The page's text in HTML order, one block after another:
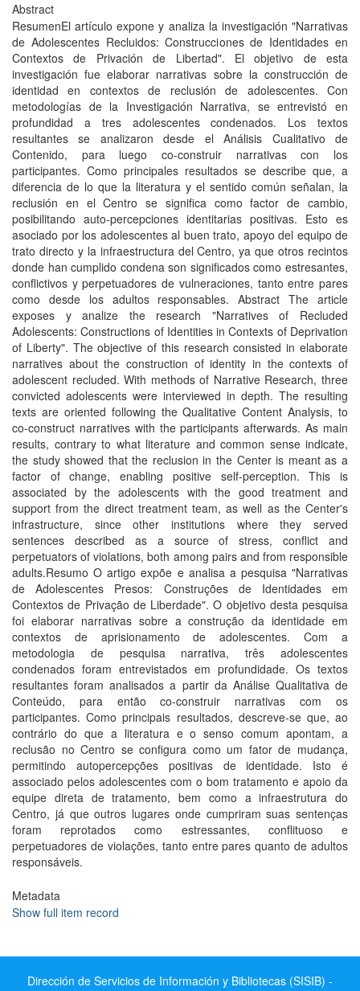
Abstract
ResumenEl artículo expone y analiza la investigación "Narrativas
de Adolescentes Recluidos: Construcciones de Identidades en
Contextos de Privación de Libertad". El objetivo de esta
investigación fue elaborar narrativas sobre la construcción de
identidad en contextos de reclusión de adolescentes. Con
metodologías de la Investigación Narrativa, se entrevistó en
profundidad a tres adolescentes condenados. Los textos
resultantes se analizaron desde el Análisis Cualitativo de
Contenido, para luego co-construir narrativas con los
participantes. Como principales resultados se describe que, a
diferencia de lo que la literatura y el sentido común señalan, la
reclusión en el Centro se significa como factor de cambio,
posibilitando auto-percepciones identitarias positivas. Esto es
asociado por los adolescentes al buen trato, apoyo del equipo de
trato directo y la infraestructura del Centro, ya que otros recintos
donde han cumplido condena son significados como estresantes,
conflictivos y perpetuadores de vulneraciones, tanto entre pares
como desde los adultos responsables. Abstract The article
exposes y analize the research "Narratives of Recluded
Adolescents: Constructions of Identities in Contexts of Deprivation
of Liberty". The objective of this research consisted in elaborate
narratives about the construction of identity in the contexts of
adolescent recluded. With methods of Narrative Research, three
convicted adolescents were interviewed in depth. The resulting
texts are oriented following the Qualitative Content Analysis, to
co-construct narratives with the participants afterwards. As main
results, contrary to what literature and common sense indicate,
the study showed that the reclusion in the Center is meant as a
factor of change, enabling positive self-perception. This is
associated by the adolescents with the good treatment and
support from the direct treatment team, as well as the Center's
infrastructure, since other institutions where they served
sentences described as a source of stress, conflict and
perpetuators of violations, both among pairs and from responsible
adults.Resumo O artigo expõe e analisa a pesquisa "Narrativas
de Adolescentes Presos: Construções de Identidades em
Contextos de Privação de Liberdade". O objetivo desta pesquisa
foi elaborar narrativas sobre a construção da identidade em
contextos de aprisionamento de adolescentes. Com a
metodologia de pesquisa narrativa, três adolescentes
condenados foram entrevistados em profundidade. Os textos
resultantes foram analisados a partir da Análise Qualitativa de
Conteúdo, para então co-construir narrativas com os
participantes. Como principais resultados, descreve-se que, ao
contrário do que a literatura e o senso comum apontam, a
reclusão no Centro se configura como um fator de mudança,
permitindo autopercepções positivas de identidade. Isto é
associado pelos adolescentes com o bom tratamento e apoio da
equipe direta de tratamento, bem como a infraestrutura do
Centro, já que outros lugares onde cumpriram suas sentenças
foram reprotados como estressantes, conflituoso e
perpetuadores de violações, tanto entre pares quanto de adultos
responsáveis.
Metadata
Show full item record
Dirección de Servicios de Información y Bibliotecas (SISIB) -